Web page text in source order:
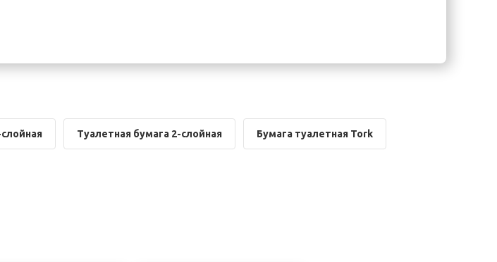
Туалетная бумага 2-слойная Бумага туалетная Tork